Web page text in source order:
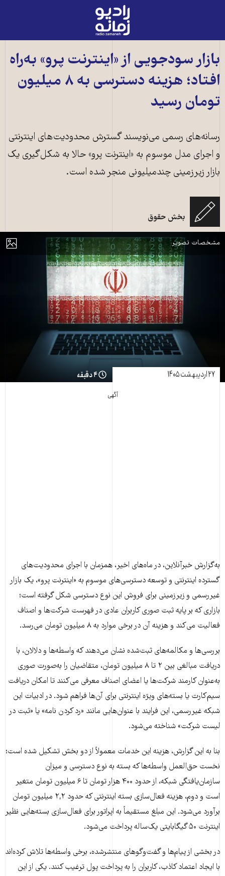
رادیو
زمانه
صفحه
اصلی
بازار سودجویی از «اینترنت پرو» به‌راه
افتاد؛ هزینه دسترسی به ۸ میلیون
تومان رسید
رسانه‌های رسمی می‌نویسند گسترش محدودیت‌های اینترنتی
و اجرای مدل موسوم به «اینترنت پرو» حالا به شکل‌گیری یک
بازار زیرزمینی چندمیلیونی منجر شده است.
بخش حقوق
نمایش
مشخصات تصویر
شبکه ملی اطلاعات - عکس از شاتراستاک
۲۷ اردیبهشت ۱۴۰۵ ۴ دقیقه
آگهی
به‌گزارش خبرآنلاین، در ماه‌های اخیر، همزمان با اجرای محدودیت‌های
گسترده اینترنتی و توسعه دسترسی‌های موسوم به «اینترنت پرو»، یک بازار
غیررسمی و زیرزمینی برای فروش این نوع دسترسی شکل گرفته است؛
بازاری که بر پایه ثبت صوری کاربران عادی در فهرست شرکت‌ها و اصناف
فعالیت می‌کند و هزینه آن در برخی موارد به ۸ میلیون تومان می‌رسد.
بررسی‌ها و مکالمه‌های ثبت‌شده نشان می‌دهند که واسطه‌ها و دلالان، با
دریافت مبالغی بین ۲ تا ۸ میلیون تومان، متقاضیان را به‌صورت صوری
به‌عنوان کارمند شرکت‌ها یا اعضای اصناف معرفی می‌کنند تا امکان دریافت
سیم‌کارت یا بسته‌های ویژه اینترنتی برای آن‌ها فراهم شود. در ادبیات این
شبکه غیررسمی، این فرایند با عنوان‌هایی مانند «رد کردن نامه» یا «ثبت در
لیست شرکت» شناخته می‌شود.
بنا به این گزارش، هزینه این خدمات معمولاً از دو بخش تشکیل شده است؛
نخست حق‌العمل واسطه‌ها که بسته به نوع دسترسی و میزان
سازمان‌یافتگی شبکه، از حدود ۴۰۰ هزار تومان تا ۶ میلیون تومان متغیر
است و دوم، هزینه فعال‌سازی بسته اینترنتی که حدود ۲,۲ میلیون تومان
برآورد می‌شود. این مبلغ مستقیماً به اپراتور برای فعال‌سازی بسته‌هایی نظیر
اینترنت ۵۰ گیگابایتی یک‌ساله پرداخت می‌شود.
در بخشی از پیام‌ها و گفت‌وگوهای منتشرشده، برخی واسطه‌ها تلاش کرده‌اند
با ایجاد اعتماد کاذب، کاربران را به پرداخت پول ترغیب کنند. یکی از این